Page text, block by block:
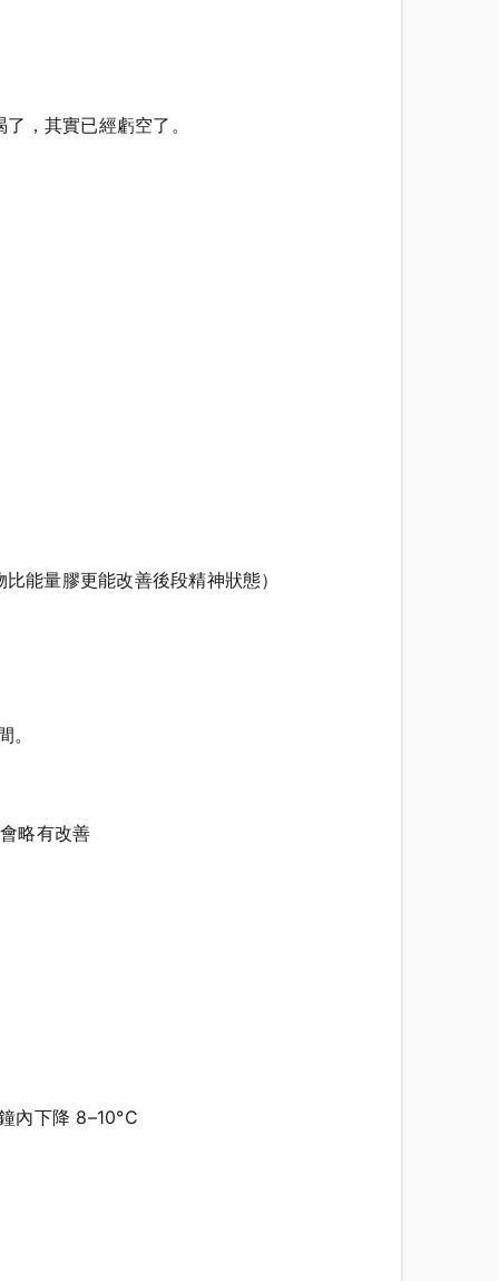
，其實已經虧空了。
能量膠更能改善後段精神狀態）
略有改善
內下降 8–10°C